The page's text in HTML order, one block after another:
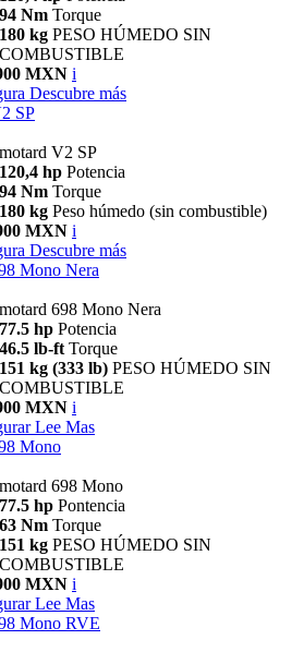
94 Nm Torque
180 kg PESO HÚMEDO SIN
COMBUSTIBLE
MXN i
Descubre más
SP
V2 SP
120,4 hp Potencia
94 Nm Torque
180 kg Peso húmedo (sin combustible)
MXN i
Descubre más
Mono Nera
698 Mono Nera
77.5 hp Potencia
46.5 lb-ft Torque
151 kg (333 lb) PESO HÚMEDO SIN
COMBUSTIBLE
MXN i
Lee Mas
Mono
698 Mono
77.5 hp Pontencia
63 Nm Torque
151 kg PESO HÚMEDO SIN
COMBUSTIBLE
MXN i
Lee Mas
Mono RVE